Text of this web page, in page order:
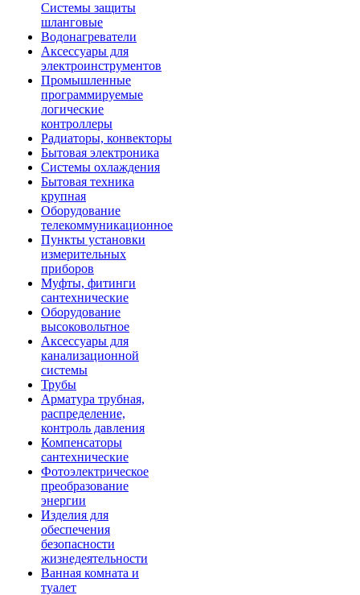
Системы защиты
шланговые
Водонагреватели
Аксессуары для
электроинструментов
Промышленные
программируемые
логические
контроллеры
Радиаторы, конвекторы
Бытовая электроника
Системы охлаждения
Бытовая техника
крупная
Оборудование
телекоммуникационное
Пункты установки
измерительных
приборов
Муфты, фитинги
сантехнические
Оборудование
высоковольтное
Аксессуары для
канализационной
системы
Трубы
Арматура трубная,
распределение,
контроль давления
Компенсаторы
сантехнические
Фотоэлектрическое
преобразование
энергии
Изделия для
обеспечения
безопасности
жизнедеятельности
Ванная комната и
туалет